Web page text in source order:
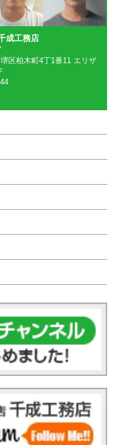
成工務店
区柏木町4丁1番11 エリザ